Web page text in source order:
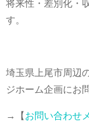
将来性・差別化・
す。
埼玉県上尾市周辺
ジホーム企画にお
→【 お問い合わせ